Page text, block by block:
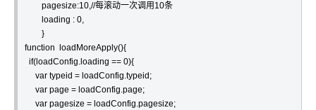
        pagesize:10,//每滚动一次调用10条
        loading : 0,
        }
function  loadMoreApply(){
  if(loadConfig.loading == 0){
     var typeid = loadConfig.typeid;
     var page = loadConfig.page;
     var pagesize = loadConfig.pagesize;